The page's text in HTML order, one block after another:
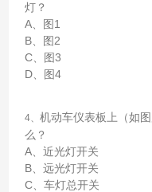
灯？
A、图1
B、图2
C、图3
D、图4
4、 机动车仪表板上（如
么？
A、近光灯开关
B、远光灯开关
C、车灯总开关